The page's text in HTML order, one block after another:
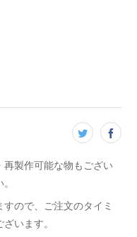
再製作可能な物もござい
ので、ご注文のタイミ
います。